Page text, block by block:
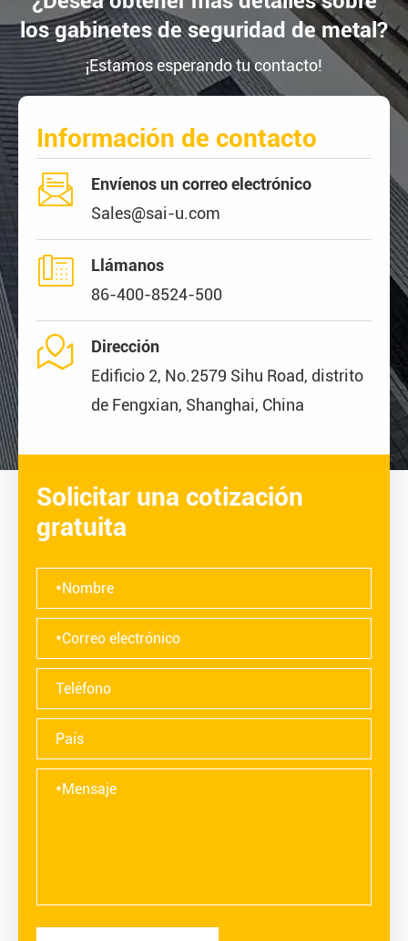
los gabinetes de seguridad de metal?
¡Estamos esperando tu contacto!
Información de contacto

Envíenos un correo electrónico
Sales@sai-u.com

Llámanos
86-400-8524-500

Dirección
Edificio 2, No.2579 Sihu Road, distrito
de Fengxian, Shanghai, China
Solicitar una cotización
gratuita